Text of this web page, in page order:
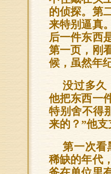
的侦探。第
来特别逼真
后一件东西
第一页，刚
候，虽然年
没过多久
他把东西一
特别舍不得
来的？”他
第一次看
稀缺的年代